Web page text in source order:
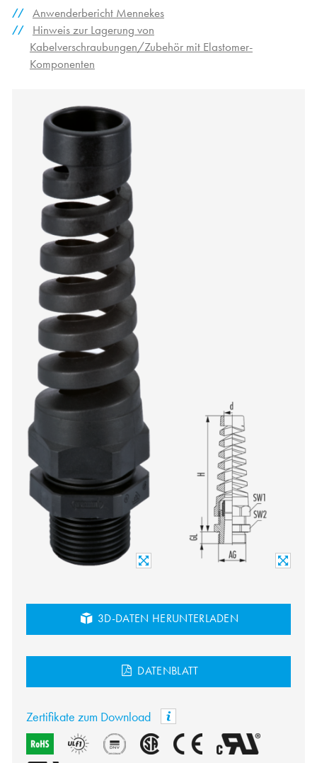
Anwenderbericht Mennekes
Hinweis zur Lagerung von
Kabelverschraubungen/Zubehör mit Elastomer-
Komponenten
3D-DATEN HERUNTERLADEN
DATENBLATT
Zertifikate zum Download